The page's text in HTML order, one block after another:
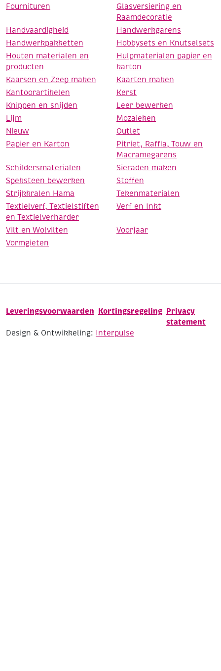
Fournituren
Glasversiering en
Raamdecoratie
Handvaardigheid
Handwerkgarens
Handwerkpakketten
Hobbysets en Knutselsets
Houten materialen en
producten
Hulpmaterialen papier en
karton
Kaarsen en Zeep maken
Kaarten maken
Kantoorartikelen
Kerst
Knippen en snijden
Leer bewerken
Lijm
Mozaieken
Nieuw
Outlet
Papier en Karton
Pitriet, Raffia, Touw en
Macramegarens
Schildersmaterialen
Sieraden maken
Speksteen bewerken
Stoffen
Strijkkralen Hama
Tekenmaterialen
Textielverf, Textielstiften
en Textielverharder
Verf en Inkt
Vilt en Wolvilten
Voorjaar
Vormgieten
Leveringsvoorwaarden Kortingsregeling Privacy
statement
Design & Ontwikkeling: Interpulse